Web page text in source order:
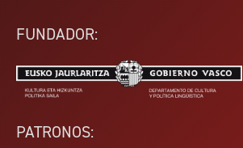
FUNDADOR:
PATRONOS: